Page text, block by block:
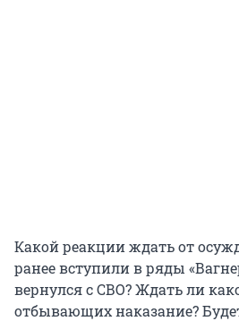
Какой реакции ждать от
ранее вступили в ряды
вернулся с СВО? Ждать ли
отбывающих наказание?